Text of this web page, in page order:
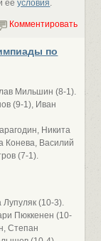
ееусловия.
Комментировать
по
Мильшин (8-1).
(9-1), Иван
Никита
Конева, Василий
(7-1).
Лупуляк (10-3).
Пюккенен (10-
Степан